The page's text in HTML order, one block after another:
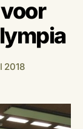
2018